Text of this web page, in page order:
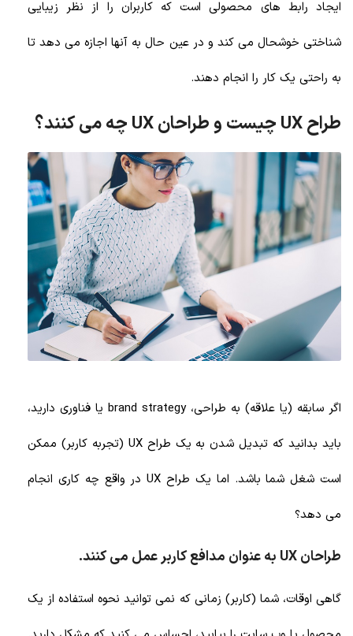
ایجاد رابط های محصولی است که کاربران را از نظر زیبایی
شناختی خوشحال می کند و در عین حال به آنها اجازه می دهد تا
به راحتی یک کار را انجام دهند.
طراح UX چیست و طراحان UX چه می کنند؟
اگر سابقه (یا علاقه) به طراحی، brand strategy یا فناوری دارید،
باید بدانید که تبدیل شدن به یک طراح UX (تجربه کاربر) ممکن
است شغل شما باشد. اما یک طراح UX در واقع چه کاری انجام
می دهد؟
طراحان UX به عنوان مدافع کاربر عمل می کنند.
گاهی اوقات، شما (کاربر) زمانی که نمی توانید نحوه استفاده از یک